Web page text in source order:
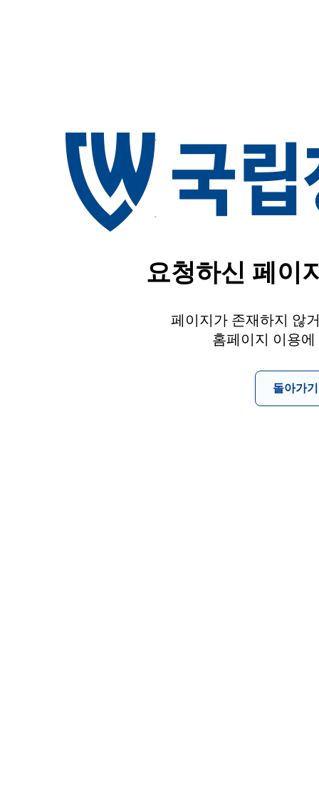
요청하신 페이
페이지가 존재하지 않
홈페이지 이용
돌아가기